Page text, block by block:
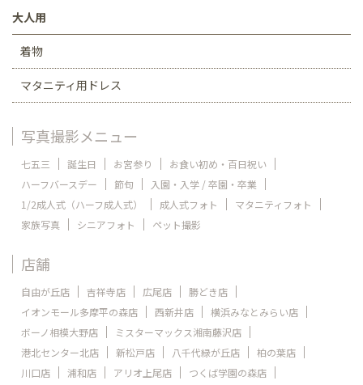
大人用
着物
マタニティ用ドレス
写真撮影メニュー
七五三 誕生日 お宮参り
お食い初め・百日祝い
ハーフバースデー
節句
入園・入学 / 卒園・卒業
1/2成人式（ハーフ成人式）
成人式フォト
マタニティフォト
家族写真
シニアフォト ペット撮影
店舗
自由が丘店 吉祥寺店 広尾店
勝どき店
イオンモール多摩平の森店
西新井店
横浜みなとみらい店
ボーノ相模大野店
ミスターマックス湘南藤沢店
港北センター北店
新松戸店 八千代緑が丘店
柏の葉店
川口店
浦和店 アリオ上尾店
つくば学園の森店